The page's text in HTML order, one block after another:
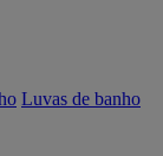
Luvas de banho